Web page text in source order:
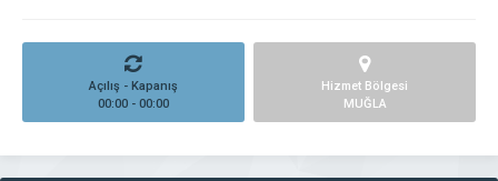
Açılış - Kapanış
00:00 - 00:00
Hizmet Bölgesi
MUĞLA